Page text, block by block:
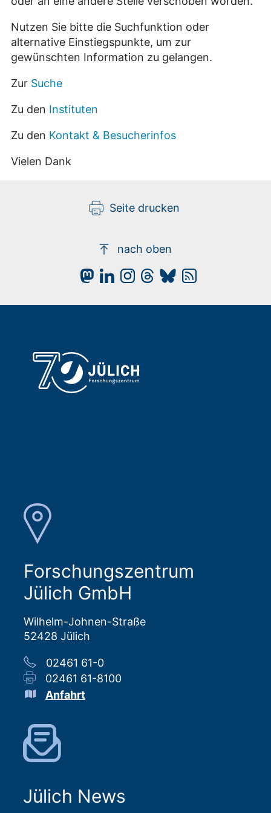
Nutzen Sie bitte die Suchfunktion oder
alternative Einstiegspunkte, um zur
gewünschten Information zu gelangen.
Zur Suche
Zu den Instituten
Zu den Kontakt & Besucherinfos
Vielen Dank
Seite drucken
nach oben
Forschungszentrum
Jülich GmbH
Wilhelm-Johnen-Straße
52428 Jülich
02461 61-0
02461 61-8100
Anfahrt
Jülich News